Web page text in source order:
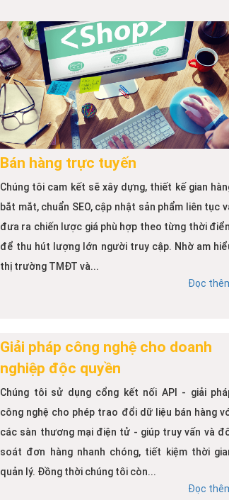
Bán hàng trực tuyến
Chúng tôi cam kết sẽ xây dựng, thiết kế gian
bắt mắt, chuẩn SEO, cập nhật sản phẩm liên tục
đưa ra chiến lược giá phù hợp theo từng thời
để thu hút lượng lớn người truy cập. Nhờ am
thị trường TMĐT và...
Đọc
Giải pháp công nghệ cho doanh
nghiệp độc quyền
Chúng tôi sử dụng cổng kết nối API - giải
công nghệ cho phép trao đổi dữ liệu bán hàng
các sàn thương mại điện tử - giúp truy vấn và
soát đơn hàng nhanh chóng, tiết kiệm thời
quản lý. Đồng thời chúng tôi còn...
Đọc